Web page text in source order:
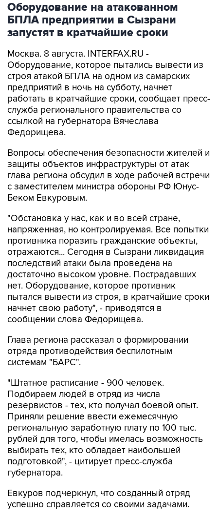
Оборудование на атакованном
БПЛА предприятии в Сызрани
запустят в кратчайшие сроки
Москва. 8 августа. INTERFAX.RU -
Оборудование, которое пытались вывести из
строя атакой БПЛА на одном из самарских
предприятий в ночь на субботу, начнет
работать в кратчайшие сроки, сообщает пресс-
служба регионального правительства со
ссылкой на губернатора Вячеслава
Федорищева.
Вопросы обеспечения безопасности жителей и
защиты объектов инфраструктуры от атак
глава региона обсудил в ходе рабочей встречи
с заместителем министра обороны РФ Юнус-
Беком Евкуровым.
"Обстановка у нас, как и во всей стране,
напряженная, но контролируемая. Все попытки
противника поразить гражданские объекты,
отражаются... Сегодня в Сызрани ликвидация
последствий атаки была проведена на
достаточно высоком уровне. Пострадавших
нет. Оборудование, которое противник
пытался вывести из строя, в кратчайшие сроки
начнет свою работу", - приводятся в
сообщении слова Федорищева.
Глава региона рассказал о формировании
отряда противодействия беспилотным
системам "БАРС".
"Штатное расписание - 900 человек.
Подбираем людей в отряд из числа
резервистов - тех, кто получал боевой опыт.
Приняли решение ввести ежемесячную
региональную заработную плату по 100 тыс.
рублей для того, чтобы имелась возможность
выбирать тех, кто обладает наибольшей
подготовкой", - цитирует пресс-служба
губернатора.
Евкуров подчеркнул, что созданный отряд
успешно справляется со своими задачами.